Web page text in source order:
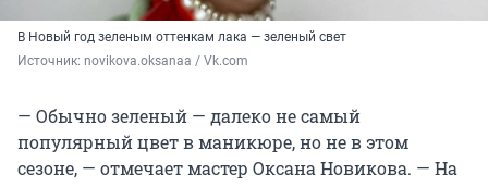
В Новый год зеленым оттенкам лака — зеленый свет
Источник: novikova.oksanaa / Vk.com
— Обычно зеленый — далеко не самый
популярный цвет в маникюре, но не в этом
сезоне, — отмечает мастер Оксана Новикова. — На